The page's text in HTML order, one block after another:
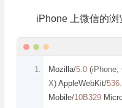
iPhone 上微信的浏
Mozilla/5.0 (iPhone;
X) AppleWebKit/
Mobile/10B329